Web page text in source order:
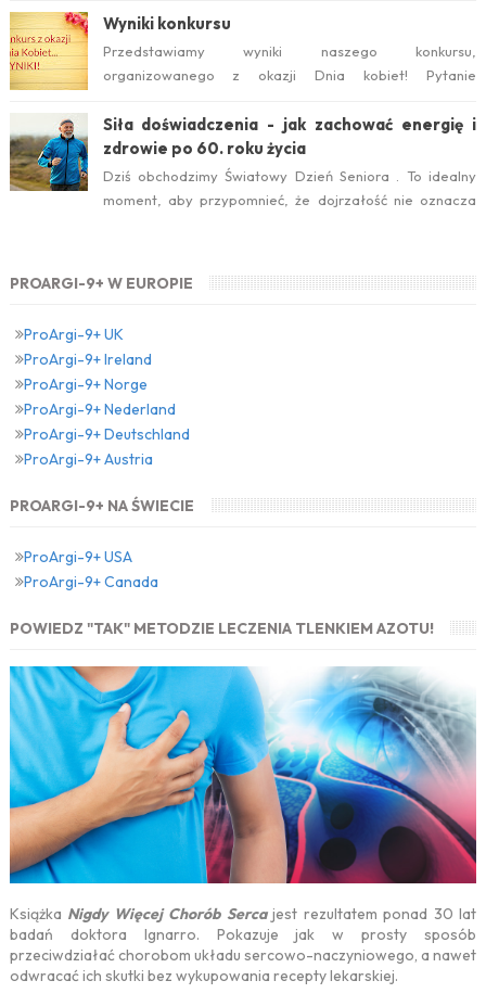
Wyniki konkursu
Przedstawiamy wyniki naszego konkursu,
organizowanego z okazji Dnia kobiet! Pytanie
Siła doświadczenia - jak zachować energię i
zdrowie po 60. roku życia
Dziś obchodzimy Światowy Dzień Seniora . To idealny
moment, aby przypomnieć, że dojrzałość nie oznacza
PROARGI-9+ W EUROPIE
ProArgi-9+ UK
ProArgi-9+ Ireland
ProArgi-9+ Norge
ProArgi-9+ Nederland
ProArgi-9+ Deutschland
ProArgi-9+ Austria
PROARGI-9+ NA ŚWIECIE
ProArgi-9+ USA
ProArgi-9+ Canada
POWIEDZ "TAK" METODZIE LECZENIA TLENKIEM AZOTU!
Książka Nigdy Więcej Chorób Sercajest rezultatem ponad 30 lat
badań doktora Ignarro. Pokazuje jak w prosty sposób
przeciwdziałać chorobom układu sercowo-naczyniowego, a nawet
odwracać ich skutki bez wykupowania recepty lekarskiej.